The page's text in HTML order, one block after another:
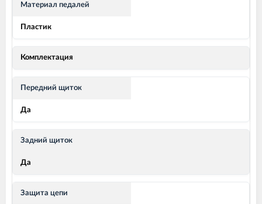
Материал педалей
Пластик
Комплектация
Передний щиток
Да
Задний щиток
Да
Защита цепи